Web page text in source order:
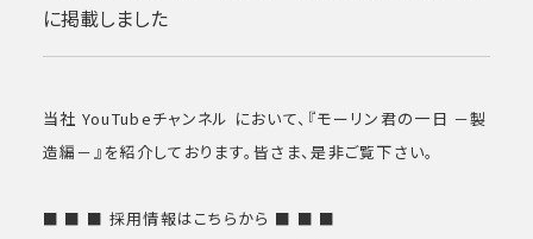
に掲載しました
当社 YouTubeチャンネル において、『モーリン君の一日 －製
造編－』を紹介しております。皆さま、是非ご覧下さい。
■ ■ ■ 採用情報はこちらから ■ ■ ■